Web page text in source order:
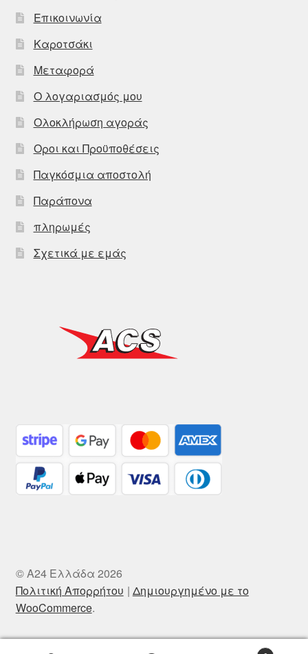
Επικοινωνία
Καροτσάκι
Μεταφορά
Ο λογαριασμός μου
Ολοκλήρωση αγοράς
Οροι και Προϋποθέσεις
Παγκόσμια αποστολή
Παράπονα
πληρωμές
Σχετικά με εμάς
© A24 Ελλάδα 2026
Πολιτική Απορρήτου
Δημιουργημένο με το
WooCommerce.